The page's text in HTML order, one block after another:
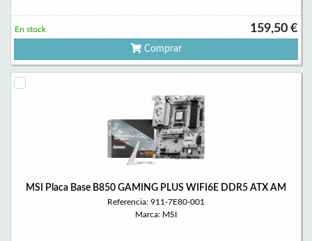
159,50 €
En stock
Comprar
MSI Placa Base B850 GAMING PLUS WIFI6E DDR5 ATX AM
Referencia: 911-7E80-001
Marca: MSI